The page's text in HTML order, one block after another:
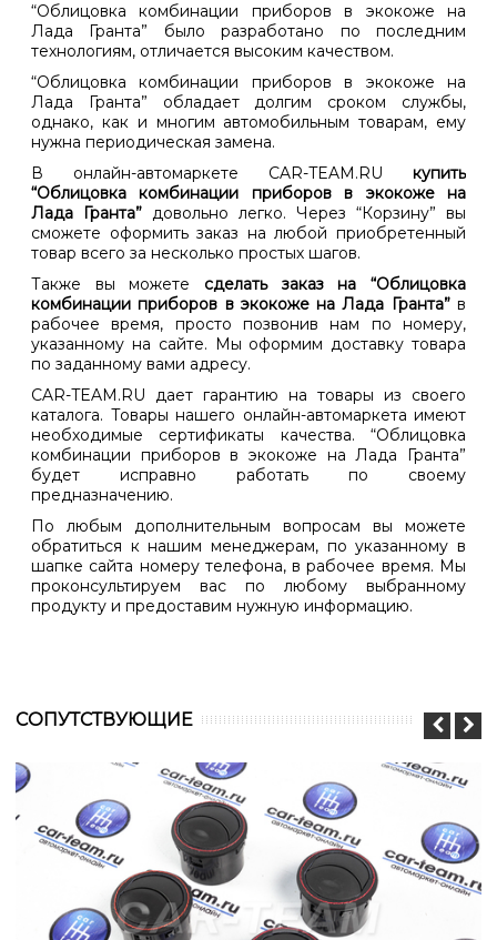
“Облицовка комбинации приборов в экокоже на
Лада Гранта” было разработано по последним
технологиям, отличается высоким качеством.
“Облицовка комбинации приборов в экокоже на
Лада Гранта” обладает долгим сроком службы,
однако, как и многим автомобильным товарам, ему
нужна периодическая замена.
В онлайн-автомаркете CAR-TEAM.RU купить
“Облицовка комбинации приборов в экокоже на
Лада Гранта” довольно легко. Через “Корзину” вы
сможете оформить заказ на любой приобретенный
товар всего за несколько простых шагов.
Также вы можете сделать заказ на “Облицовка
комбинации приборов в экокоже на Лада Гранта”в
рабочее время, просто позвонив нам по номеру,
указанному на сайте. Мы оформим доставку товара
по заданному вами адресу.
CAR-TEAM.RU дает гарантию на товары из своего
каталога. Товары нашего онлайн-автомаркета имеют
необходимые сертификаты качества. “Облицовка
комбинации приборов в экокоже на Лада Гранта”
будет исправно работать по своему
предназначению.
По любым дополнительным вопросам вы можете
обратиться к нашим менеджерам, по указанному в
шапке сайта номеру телефона, в рабочее время. Мы
проконсультируем вас по любому выбранному
продукту и предоставим нужную информацию.
CОПУТСТВУЮЩИЕ